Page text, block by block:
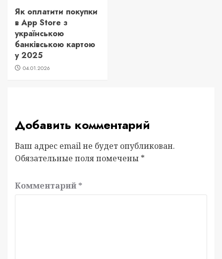
Як оплатити покупки
в App Store з
українською
банківською картою
у 2025
04.01.2026
Добавить комментарий
Ваш адрес email не будет опубликован.
Обязательные поля помечены *
Комментарий *